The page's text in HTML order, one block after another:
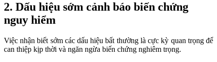
2. Dấu hiệu sớm cảnh báo biến chứng
nguy hiểm
Việc nhận biết sớm các dấu hiệu bất thường là cực kỳ quan trọng để
can thiệp kịp thời và ngăn ngừa biến chứng nghiêm trọng.